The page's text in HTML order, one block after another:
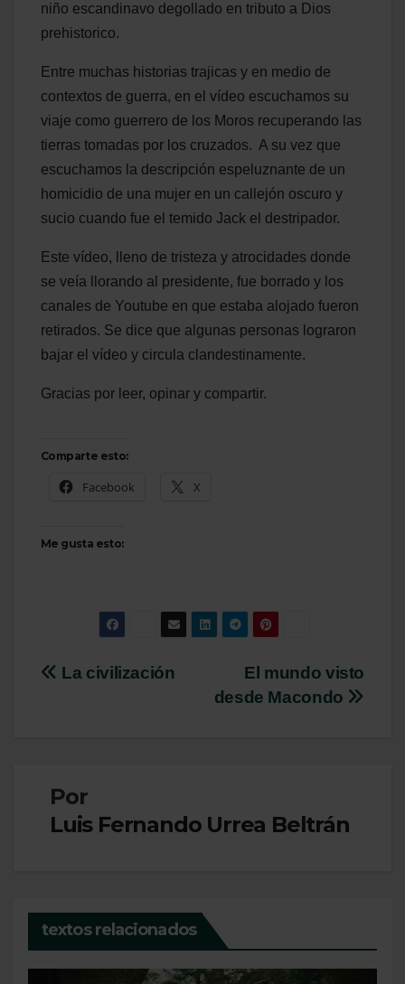
niño escandinavo degollado en tributo a Dios
prehistorico.
Entre muchas historias trajicas y en medio de
contextos de guerra, en el vídeo escuchamos su
viaje como guerrero de los Moros recuperando las
tierras tomadas por los cruzados. A su vez que
escuchamos la descripción espeluznante de un
homicidio de una mujer en un callejón oscuro y
sucio cuando fue el temido Jack el destripador.
Este vídeo, lleno de tristeza y atrocidades donde
se veía llorando al presidente, fue borrado y los
canales de Youtube en que estaba alojado fueron
retirados. Se dice que algunas personas lograron
bajar el vídeo y circula clandestinamente.
Gracias por leer, opinar y compartir.
Comparte esto:
Facebook X
Me gusta esto:
Navegación
El mundo visto
desde Macondo
La civilización
Por
Luis Fernando Urrea Beltrán
textos relacionados